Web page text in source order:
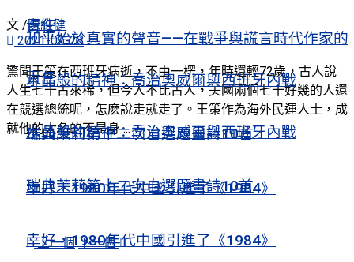
責任
水晶般的精神：喬治奧威爾與西班牙內戰
瑞典茉莉第十二次自選題畫詩10首
幸好，1980年代中國引進了《1984》
上一個 下一個
和平始於真實的聲音——在戰爭與謊言時代作家的
責任
水晶般的精神：喬治奧威爾與西班牙內戰
瑞典茉莉第十二次自選題畫詩10首
幸好，1980年代中國引進了《1984》
文 /陳維健
2021-02-28
驚聞王策在西班牙病逝，不由一楞，年時還輕72歲，古人說
人生七十古來稀，但今人不比古人，美國兩個七十好幾的人還
在競選總統呢，怎麽說走就走了。王策作為海外民運人士，成
就他的大名的不是身 ...